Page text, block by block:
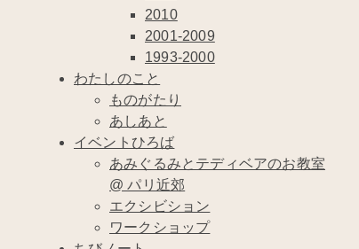
2010
2001-2009
1993-2000
わたしのこと
ものがたり
あしあと
イベントひろば
あみぐるみとテディベアのお教室
@ パリ近郊
エクシビション
ワークショップ